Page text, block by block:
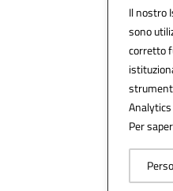
Il nostro
sono
corretto
Per